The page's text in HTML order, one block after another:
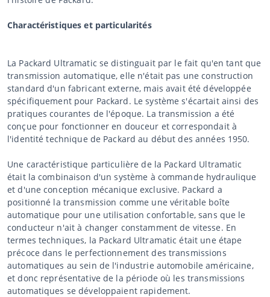
Charactéristiques et particularités
La Packard Ultramatic se distinguait par le fait qu'en tant que
transmission automatique, elle n'était pas une construction
standard d'un fabricant externe, mais avait été développée
spécifiquement pour Packard. Le système s'écartait ainsi des
pratiques courantes de l'époque. La transmission a été
conçue pour fonctionner en douceur et correspondait à
l'identité technique de Packard au début des années 1950.
Une caractéristique particulière de la Packard Ultramatic
était la combinaison d'un système à commande hydraulique
et d'une conception mécanique exclusive. Packard a
positionné la transmission comme une véritable boîte
automatique pour une utilisation confortable, sans que le
conducteur n'ait à changer constamment de vitesse. En
termes techniques, la Packard Ultramatic était une étape
précoce dans le perfectionnement des transmissions
automatiques au sein de l'industrie automobile américaine,
et donc représentative de la période où les transmissions
automatiques se développaient rapidement.